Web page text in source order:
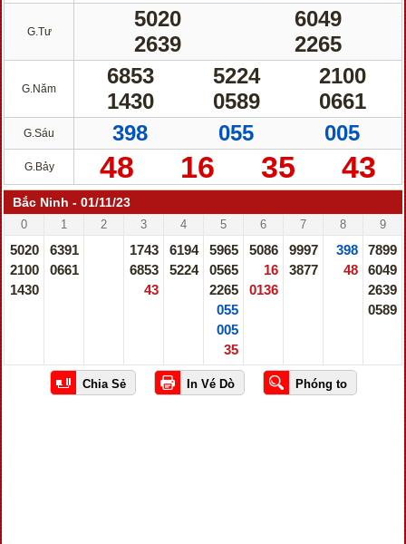
G.Tư
5020
6049
2639
2265
G.Năm
6853 5224
2100
1430
0589 0661
G.Sáu 398 055 005
G.Bảy 48 16 35 43
Bắc Ninh - 01/11/23
0 1 2 3 4 5 6 7 8 9
5020
2100
1430
6391
0661
1743
6853
43
6194
5224
5965
0565
2265
055
005
35
5086
16
0136
9997
3877
398
48
7899
6049
2639
0589